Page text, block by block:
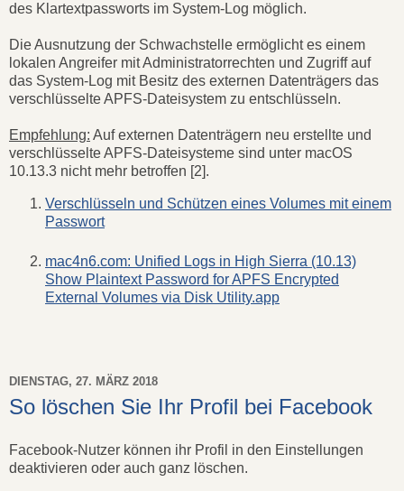
des Klartextpassworts im System-Log möglich.
Die Ausnutzung der Schwachstelle ermöglicht es einem
lokalen Angreifer mit Administratorrechten und Zugriff auf
das System-Log mit Besitz des externen Datenträgers das
verschlüsselte APFS-Dateisystem zu entschlüsseln.
Empfehlung: Auf externen Datenträgern neu erstellte und
verschlüsselte APFS-Dateisysteme sind unter macOS
10.13.3 nicht mehr betroffen [2].
Verschlüsseln und Schützen eines Volumes mit einem
Passwort
mac4n6.com: Unified Logs in High Sierra (10.13)
Show Plaintext Password for APFS Encrypted
External Volumes via Disk Utility.app
DIENSTAG, 27. MÄRZ 2018
So löschen Sie Ihr Profil bei Facebook
Facebook-Nutzer können ihr Profil in den Einstellungen
deaktivieren oder auch ganz löschen.